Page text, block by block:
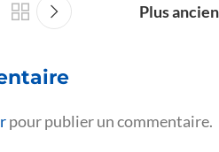
Plus ancien
pour publier un commentaire.